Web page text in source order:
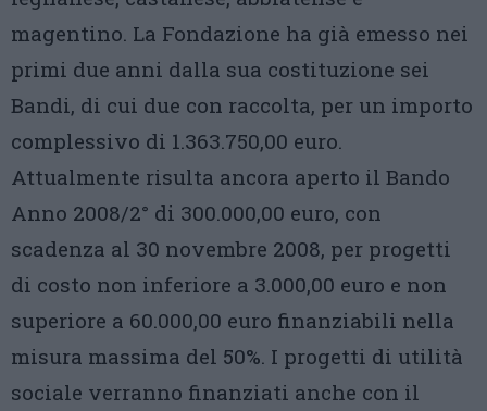
magentino. La Fondazione ha già emesso nei
primi due anni dalla sua costituzione sei
Bandi, di cui due con raccolta, per un importo
complessivo di 1.363.750,00 euro.
Attualmente risulta ancora aperto il Bando
Anno 2008/2° di 300.000,00 euro, con
scadenza al 30 novembre 2008, per progetti
di costo non inferiore a 3.000,00 euro e non
superiore a 60.000,00 euro finanziabili nella
misura massima del 50%. I progetti di utilità
sociale verranno finanziati anche con il